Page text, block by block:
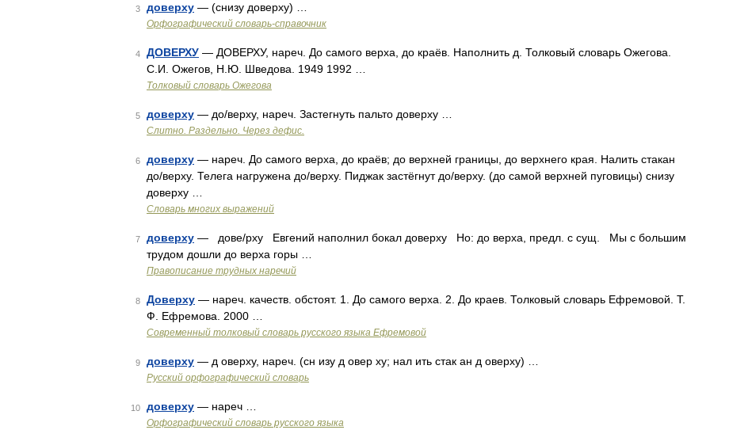
3 доверху — (снизу доверху) …
Орфографический словарь-справочник
4 ДОВЕРХУ — ДОВЕРХУ, нареч. До самого верха, до краёв. Наполнить д. Толковый словарь Ожегова.
С.И. Ожегов, Н.Ю. Шведова. 1949 1992 …
Толковый словарь Ожегова
5 доверху — до/верху, нареч. Застегнуть пальто доверху …
Слитно. Раздельно. Через дефис.
6 доверху — нареч. До самого верха, до краёв; до верхней границы, до верхнего края. Налить стакан
до/верху. Телега нагружена до/верху. Пиджак застёгнут до/верху. (до самой верхней пуговицы) снизу
доверху …
Словарь многих выражений
7 доверху — дове/рху Евгений наполнил бокал доверху Но: до верха, предл. с сущ. Мы с большим
трудом дошли до верха горы …
Правописание трудных наречий
8 Доверху — нареч. качеств. обстоят. 1. До самого верха. 2. До краев. Толковый словарь Ефремовой. Т.
Ф. Ефремова. 2000 …
Современный толковый словарь русского языка Ефремовой
9 доверху — д оверху, нареч. (сн изу д овер ху; нал ить стак ан д оверху) …
Русский орфографический словарь
10 доверху — нареч …
Орфографический словарь русского языка